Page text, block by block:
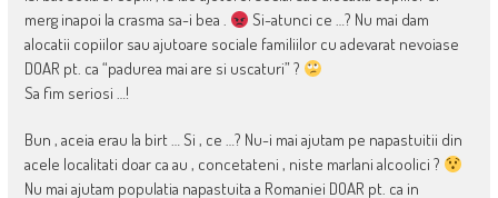
merg inapoi la crasma sa-i bea .
Si-atunci ce …? Nu mai dam
alocatii copiilor sau ajutoare sociale familiilor cu adevarat nevoiase
DOAR pt. ca “padurea mai are si uscaturi” ?
Sa fim seriosi …!
Bun , aceia erau la birt … Si , ce …? Nu-i mai ajutam pe napastuitii din
acele localitati doar ca au , concetateni , niste marlani alcoolici ?
Nu mai ajutam populatia napastuita a Romaniei DOAR pt. ca in